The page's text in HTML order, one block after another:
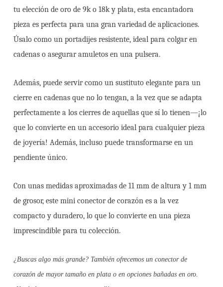
tu elección de oro de 9k o 18k y plata, esta encantadora
pieza es perfecta para una gran variedad de aplicaciones.
Úsalo como un portadijes resistente, ideal para colgar en
cadenas o asegurar amuletos en una pulsera.
Además, puede servir como un sustituto elegante para un
cierre en cadenas que no lo tengan, a la vez que se adapta
perfectamente a los cierres de aquellas que sí lo tienen—¡lo
que lo convierte en un accesorio ideal para cualquier pieza
de joyería! Además, incluso puede transformarse en un
pendiente único.
Con unas medidas aproximadas de 11 mm de altura y 1 mm
de grosor, este mini conector de corazón es a la vez
compacto y duradero, lo que lo convierte en una pieza
imprescindible para tu colección.
¿Buscas algo más grande? También ofrecemos un conector de
corazón de mayor tamaño en plata o en opciones bañadas en oro.